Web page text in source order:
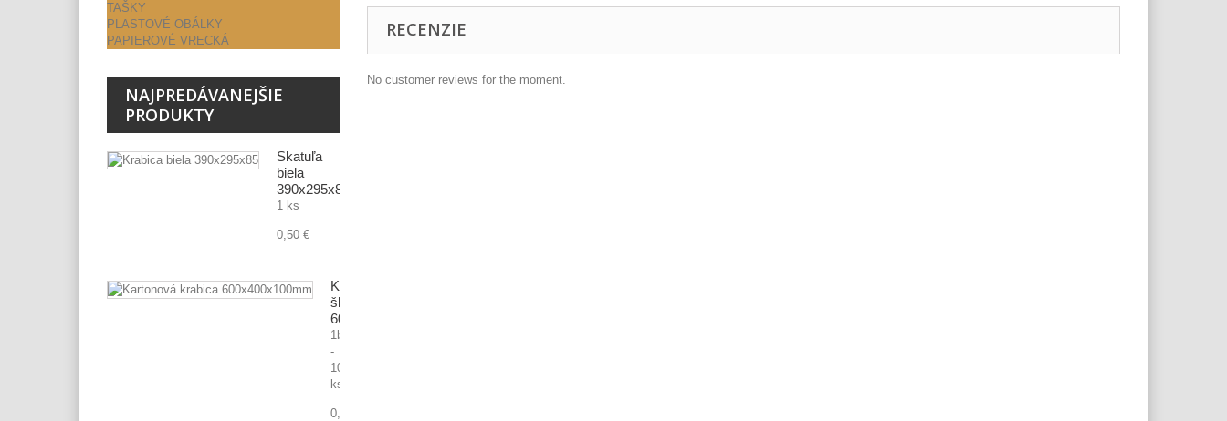
TAŠKY
PLASTOVÉ OBÁLKY
PAPIEROVÉ VRECKÁ
NAJPREDÁVANEJŠIE
PRODUKTY
Škatuľa
biela
390x295x85
1 ks
0,50 €
Kartónová
škatuľa
600x400x100mm
1bal.
-
10
ks
0,70 €
RECENZIE
No customer reviews for the moment.